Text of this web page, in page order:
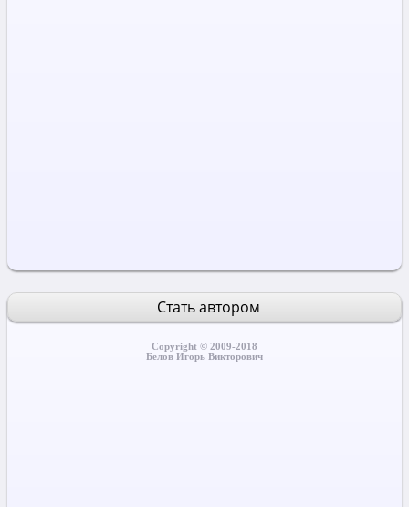
Стать автором
Copyright © 2009-2018
Белов Игорь Викторович